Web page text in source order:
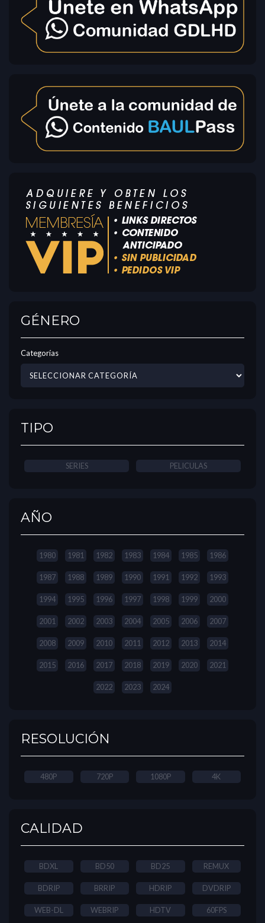
GÉNERO
Categorías
TIPO
SERIES PELICULAS
AÑO
1980 1981 1982 1983 1984 1985 1986
1987 1988 1989 1990 1991 1992 1993
1994 1995 1996 1997 1998 1999 2000
2001 2002 2003 2004 2005 2006 2007
2008 2009 2010 2011 2012 2013 2014
2015 2016 2017 2018 2019 2020 2021
2022 2023 2024
RESOLUCIÓN
480P 720P 1080P 4K
CALIDAD
BDXL BD50 BD25 REMUX
BDRIP BRRIP HDRIP DVDRIP
WEB-DL WEBRIP HDTV 60FPS